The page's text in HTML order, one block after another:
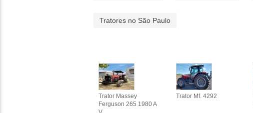
Tratores no São Paulo
Trator Massey
Ferguson 265 1980 A
Trator Mf. 4292